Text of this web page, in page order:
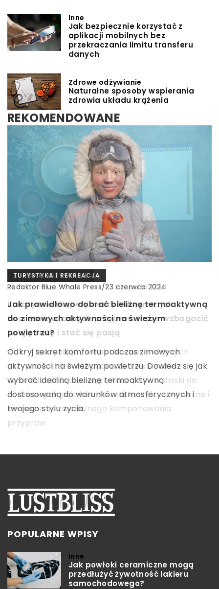
Inne
Jak bezpiecznie korzystać z
aplikacji mobilnych bez
przekraczania limitu transferu
danych
Zdrowe odżywianie
Naturalne sposoby wspierania
zdrowia układu krążenia
REKOMENDOWANE
INNE
Redaktor Blue Whale Press/7 lutego 2026
Jak skutecznie zwiększyć konwersję w sklepie
internetowym na platformie Shopify
Odkryj sprawdzone strategie na zwiększenie
konwersji w sklepie internetowym bazującym na
Shopify dzięki optymalizacji UX, analityce i
personalizacji treści.
TURYSTYKA I REKREACJA
Redaktor Blue Whale Press/23 czerwca 2024
Jak prawidłowo dobrać bieliznę termoaktywną
do zimowych aktywności na świeżym
powietrzu?
Odkryj sekret komfortu podczas zimowych
aktywności na świeżym powietrzu. Dowiedz się jak
wybrać idealną bieliznę termoaktywną
dostosowaną do warunków atmosferycznych i
twojego stylu życia.
ZDROWE ODŻYWIANIE
Redaktor Blue Whale Press/10 listopada 2024
Kreatywne eksperymenty kulinarne: jak
tworzenie własnych przypraw może wzbogacić
twoją dietę i stać się pasją
Odkryj fascynujący świat tworzenia własnych
przypraw, które wzbogacą twoje kulinarie
doświadczenia oraz wprowadzą nowe smaki do
codziennych posiłków. Poznaj korzyści zdrowotne i
kulinarne samodzielnego komponowania
przypraw.
POPULARNE WPISY
Inne
Jak powłoki ceramiczne mogą
przedłużyć żywotność lakieru
samochodowego?